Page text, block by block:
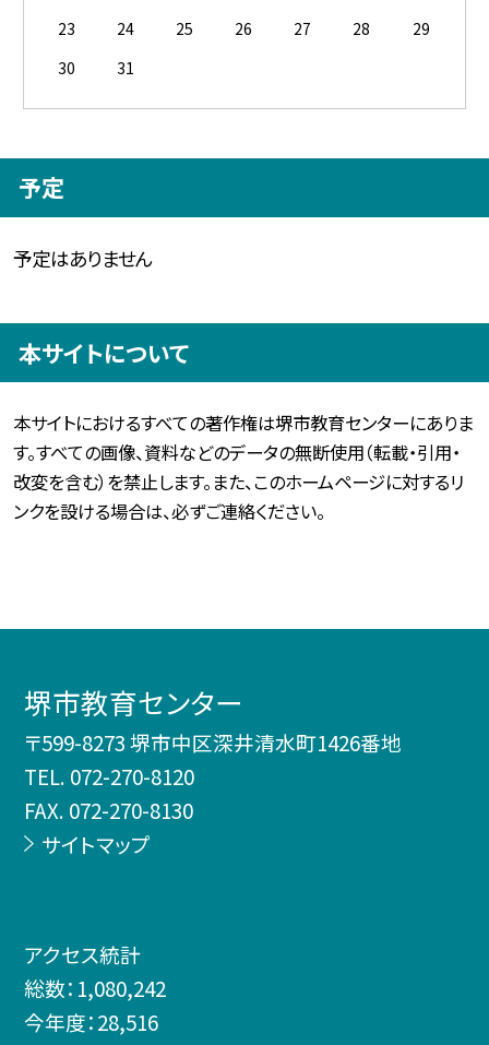
23
24 25 26 27 28
29
30
31
予定
予定はありません
本サイトについて
本サイトにおけるすべての著作権は堺市教育センターにありま
す。すべての画像、資料などのデータの無断使用（転載・引用・
改変を含む）を禁止します。また、このホームページに対するリ
ンクを設ける場合は、必ずご連絡ください。
堺市教育センター
〒599-8273 堺市中区深井清水町1426番地
TEL. 072-270-8120
FAX. 072-270-8130
サイトマップ
アクセス統計
総数： 1,080,242
今年度：28,516